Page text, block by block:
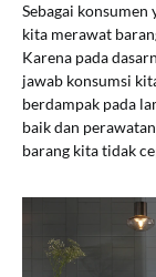
Sebagai konsumen
kita merawat
Karena pada
jawab konsumsi
berdampak pada
baik dan
barang kita tidak